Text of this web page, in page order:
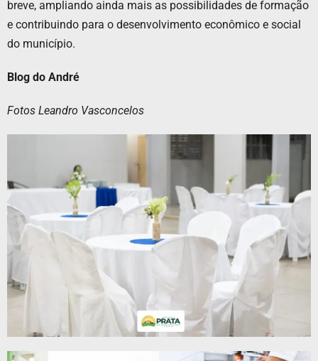
breve, ampliando ainda mais as possibilidades de formação
e contribuindo para o desenvolvimento econômico e social
do município.
Blog do André
Fotos Leandro Vasconcelos